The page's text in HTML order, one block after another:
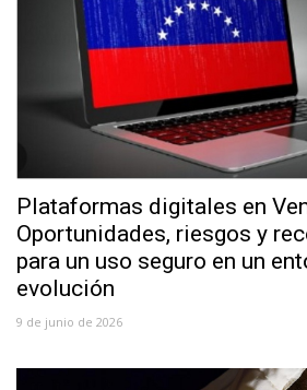
Plataformas digitales en
Oportunidades, riesgos y
para un uso seguro en un
evolución
9 de junio de 2026